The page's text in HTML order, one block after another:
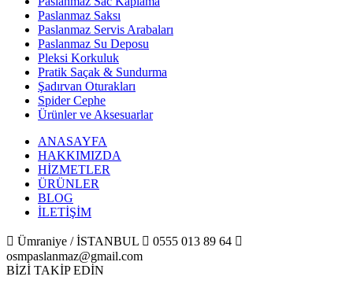
Paslanmaz Saksı
Paslanmaz Servis Arabaları
Paslanmaz Su Deposu
Pleksi Korkuluk
Pratik Saçak & Sundurma
Şadırvan Oturakları
Spider Cephe
Ürünler ve Aksesuarlar
ANASAYFA
HAKKIMIZDA
HİZMETLER
ÜRÜNLER
BLOG
İLETİŞİM
 Ümraniye / İSTANBUL  0555 013 89 64 
osmpaslanmaz@gmail.com
BİZİ TAKİP EDİN